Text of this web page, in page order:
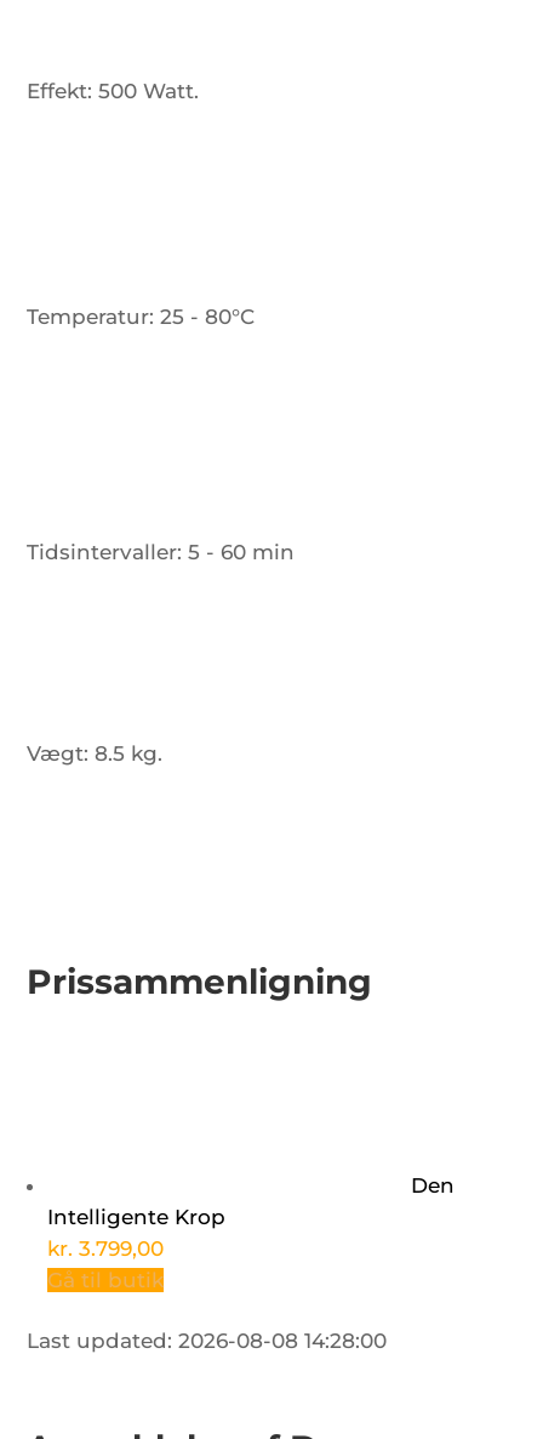
Effekt: 500 Watt.
Temperatur: 25 - 80°C
Tidsintervaller: 5 - 60 min
Vægt: 8.5 kg.
Prissammenligning
Den
Intelligente Krop
kr. 3.799,00
Gå til butik
Last updated: 2026-08-08 14:28:00